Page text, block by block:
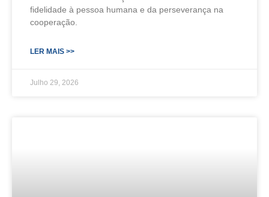
fidelidade à pessoa humana e da perseverança na
cooperação.
LER MAIS >>
Julho 29, 2026